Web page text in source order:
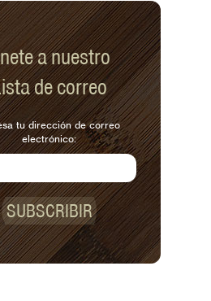
a nuestro
de correo
tu dirección de correo
electrónico:
SUBSCRIBIR